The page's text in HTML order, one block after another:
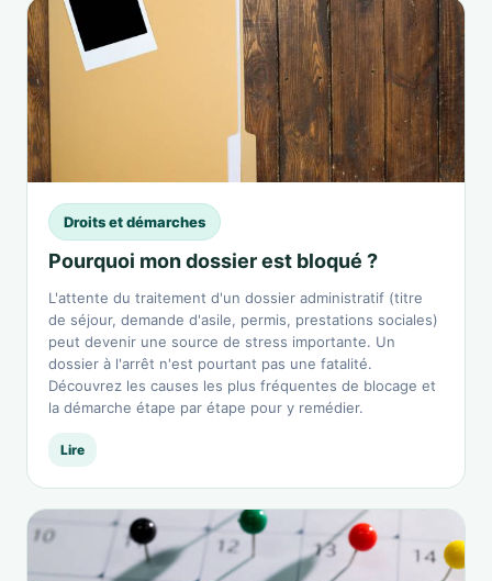
Droits et démarches
Pourquoi mon dossier est bloqué ?
L'attente du traitement d'un dossier administratif (titre
de séjour, demande d'asile, permis, prestations sociales)
peut devenir une source de stress importante. Un
dossier à l'arrêt n'est pourtant pas une fatalité.
Découvrez les causes les plus fréquentes de blocage et
la démarche étape par étape pour y remédier.
Lire